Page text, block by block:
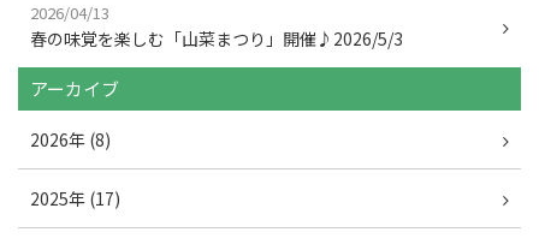
2026/04/13
春の味覚を楽しむ「山菜まつり」開催♪2026/5/3
アーカイブ
2026年 (8)
2025年 (17)